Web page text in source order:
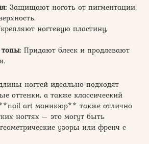
: Защищают ноготь от пигментации
ногтевую пластину,
: Придают блеск и продлевают
ногтей идеально подходят
оттенки, а также классический
art маникюр** также отлично
ногтях – это могут быть
узоры или френч с